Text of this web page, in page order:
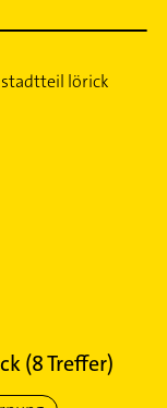
(8Treffer)